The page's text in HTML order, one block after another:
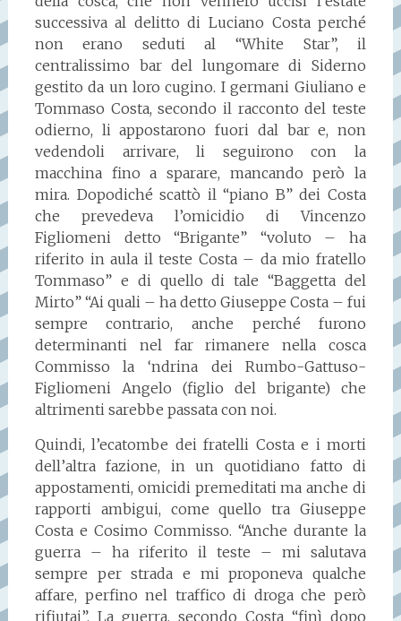
successiva al delitto di Luciano Costa perché
non erano seduti al “White Star”, il
centralissimo bar del lungomare di Siderno
gestito da un loro cugino. I germani Giuliano e
Tommaso Costa, secondo il racconto del teste
odierno, li appostarono fuori dal bar e, non
vedendoli arrivare, li seguirono con la
macchina fino a sparare, mancando però la
mira. Dopodiché scattò il “piano B” dei Costa
che prevedeva l’omicidio di Vincenzo
Figliomeni detto “Brigante” “voluto – ha
riferito in aula il teste Costa – da mio fratello
Tommaso” e di quello di tale “Baggetta del
Mirto” “Ai quali – ha detto Giuseppe Costa – fui
sempre contrario, anche perché furono
determinanti nel far rimanere nella cosca
Commisso la ‘ndrina dei Rumbo-Gattuso-
Figliomeni Angelo (figlio del brigante) che
altrimenti sarebbe passata con noi.
Quindi, l’ecatombe dei fratelli Costa e i morti
dell’altra fazione, in un quotidiano fatto di
appostamenti, omicidi premeditati ma anche di
rapporti ambigui, come quello tra Giuseppe
Costa e Cosimo Commisso. “Anche durante la
guerra – ha riferito il teste – mi salutava
sempre per strada e mi proponeva qualche
affare, perfino nel traffico di droga che però
rifiutai”. La guerra, secondo Costa “finì dopo